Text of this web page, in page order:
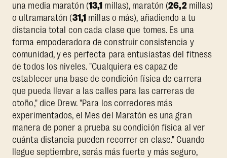
una media maratón (13,1 millas), maratón (26,2millas)
o ultramaratón (31,1 millas o más), añadiendo a tu
distancia total con cada clase que tomes. Es una
forma empoderadora de construir consistencia y
comunidad, y es perfecta para entusiastas del fitness
de todos los niveles. "Cualquiera es capaz de
establecer una base de condición física de carrera
que pueda llevar a las calles para las carreras de
otoño," dice Drew. "Para los corredores más
experimentados, el Mes del Maratón es una gran
manera de poner a prueba su condición física al ver
cuánta distancia pueden recorrer en clase." Cuando
llegue septiembre, serás más fuerte y más seguro,